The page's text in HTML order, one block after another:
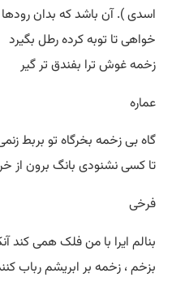
اسدی ). آن باشد که بدان
خواهی تا توبه کرده رطل بگیرد
زخمه غوش ترا بفندق تر گیر
عماره
گاه بی زخمه بخرگاه تو بربط
تا کسی نشنودی بانگ برون از
فرخی
بنالم ایرا با من فلک همی کند
بزخم ، زخمه بر ابریشم رباب